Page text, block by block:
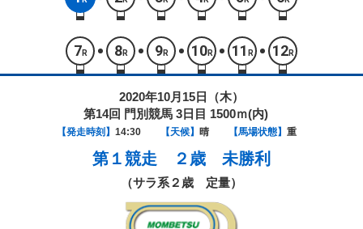
7 R 8R 9R 10R 11 R 12R
2020年10月15日（木）
第14回 門別競馬 3日目 1500ｍ(内)
【発走時刻】 14:30 【天候】 晴 【馬場状態】 重
第１競走 ２歳 未勝利
（サラ系２歳 定量）